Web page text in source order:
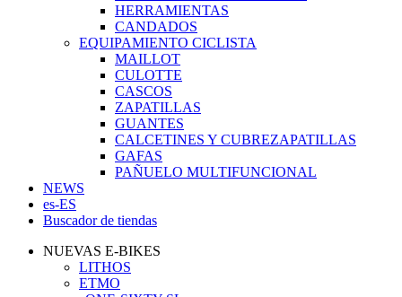
HERRAMIENTAS
CANDADOS
EQUIPAMIENTO CICLISTA
MAILLOT
CULOTTE
CASCOS
ZAPATILLAS
GUANTES
CALCETINES Y CUBREZAPATILLAS
GAFAS
PAÑUELO MULTIFUNCIONAL
NEWS
es-ES
Buscador de tiendas
NUEVAS E-BIKES
LITHOS
ETMO